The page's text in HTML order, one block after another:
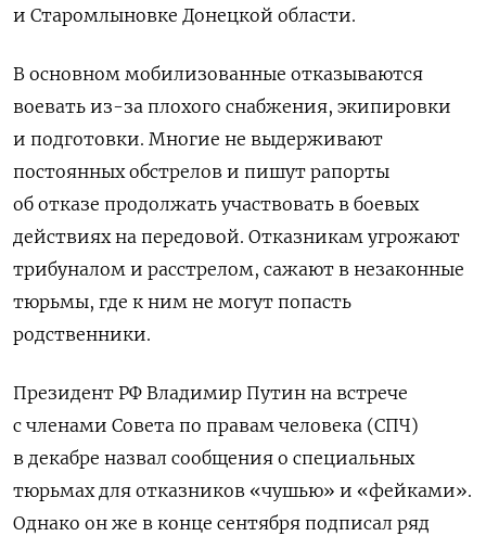
и Старомлыновке Донецкой области.
В основном мобилизованные отказываются
воевать из-за плохого снабжения, экипировки
и подготовки. Многие не выдерживают
постоянных обстрелов и пишут рапорты
об отказе продолжать участвовать в боевых
действиях на передовой. Отказникам угрожают
трибуналом и расстрелом, сажают в незаконные
тюрьмы, где к ним не могут попасть
родственники.
Президент РФ Владимир Путин на встрече
с членами Совета по правам человека (СПЧ)
в декабре назвал сообщения о специальных
тюрьмах для отказников «чушью» и «фейками».
Однако он же в конце сентября подписал ряд